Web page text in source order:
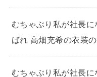
むちゃぶり私が社長
ばれ 高畑充希の衣装
むちゃぶり私が社長